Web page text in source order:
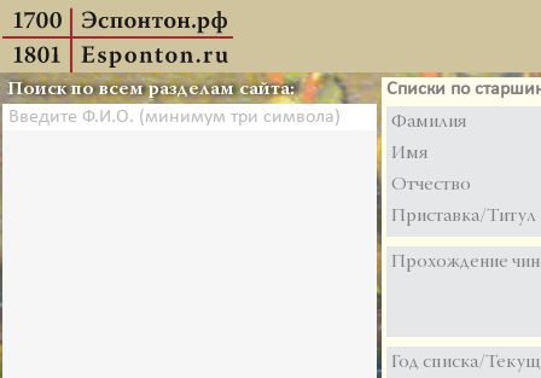
Поиск по всем разделам сайта:
Списки по
Фамилия
Имя
Отчество
Приставка/Титул
Прохождение
Год списка/